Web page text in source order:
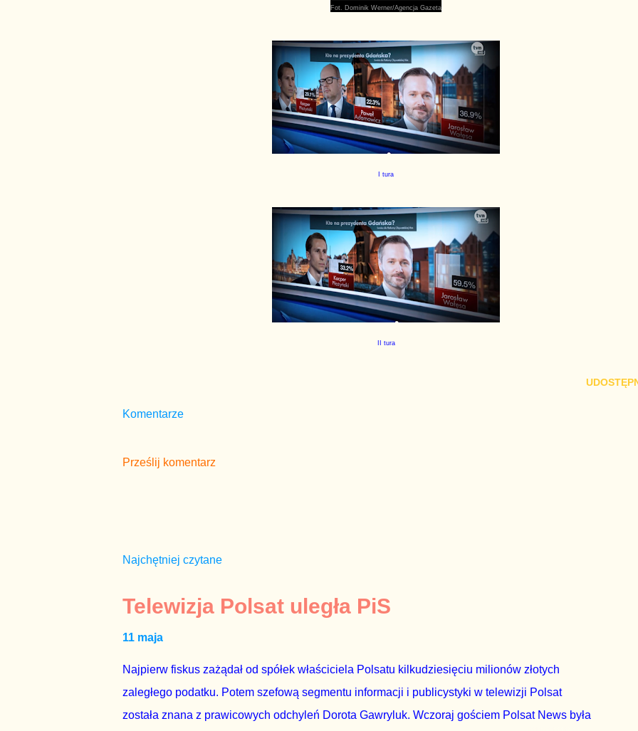
Fot. Dominik Werner/Agencja Gazeta
I tura
II tura
Komentarze
Prześlij komentarz
Najchętniej czytane
Telewizja Polsat uległa PiS
11 maja
Najpierw fiskus zażądał od spółek właściciela Polsatu kilkudziesięciu milionów złotych
zaległego podatku. Potem szefową segmentu informacji i publicystyki w telewizji Polsat
została znana z prawicowych odchyleń Dorota Gawryluk. Wczoraj gościem Polsat News była